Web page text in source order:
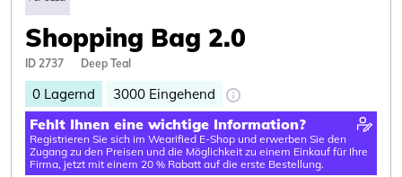
Shopping Bag 2.0
ID 2737 Deep Teal
0 Lagernd 3000 Eingehend
Fehlt Ihnen eine wichtige Information?
Registrieren Sie sich im Wearified E-Shop und erwerben Sie den
Zugang zu den Preisen und die Möglichkeit zu einem Einkauf für Ihre
Firma, jetzt mit einem 20 % Rabatt auf die erste Bestellung.